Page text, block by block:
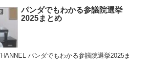
パンダでもわかる参議院選挙
2025まとめ
パンダでもわかる参議院選挙2025ま